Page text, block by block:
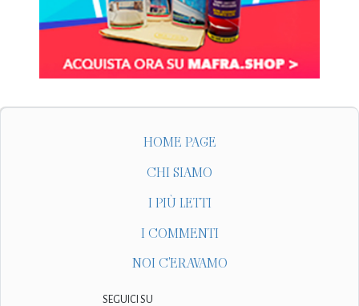
HOME PAGE
CHI SIAMO
I PIÙ LETTI
I COMMENTI
NOI C'ERAVAMO
SEGUICI SU